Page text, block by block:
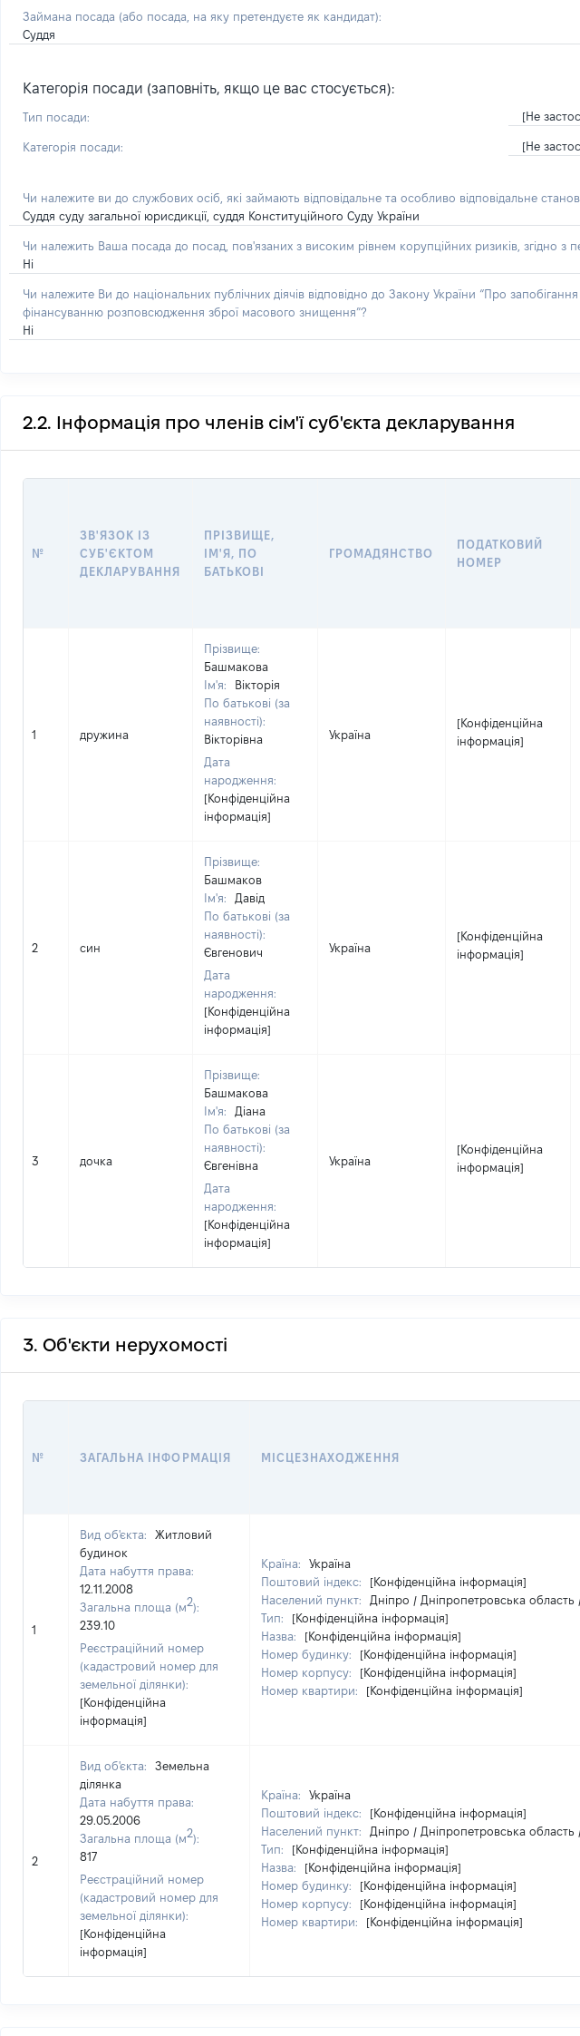
Займана посада (або посада, на яку претендуєте як кандидат):
Суддя
Категорія посади (заповніть, якщо це вас стосується):
Тип посади: [Не
Категорія посади: [Не
Чи належите ви до службових осіб, які займають відповідальне та особливо відповідальне
Суддя суду загальної юрисдикції, суддя Конституційного Суду України
Чи належить Ваша посада до посад, пов'язаних з високим рівнем корупційних ризиків, згідно з
Ні
Чи належите Ви до національних публічних діячів відповідно до Закону України “Про
фінансуванню розповсюдження зброї масового знищення”?
Ні
2.2. Інформація про членів сім'ї суб'єкта декларування
№
ЗВ'ЯЗОК ІЗ
СУБ'ЄКТОМ
ДЕКЛАРУВАННЯ
ПРІЗВИЩЕ,
ІМ'Я, ПО
БАТЬКОВІ
ГРОМАДЯНСТВО
ПОДАТКОВИЙ
НОМЕР
1 дружина
Прізвище:
Башмакова
Ім'я:
Вікторія
По батькові (за
наявності):
Вікторівна
Дата
народження:
[Конфіденційна
інформація]
Україна
[Конфіденційна
інформація]
2 син
Прізвище:
Башмаков
Ім'я:
Давід
По батькові (за
наявності):
Євгенович
Дата
народження:
[Конфіденційна
інформація]
Україна
[Конфіденційна
інформація]
3 дочка
Прізвище:
Башмакова
Ім'я:
Діана
По батькові (за
наявності):
Євгенівна
Дата
народження:
[Конфіденційна
інформація]
Україна
[Конфіденційна
інформація]
3. Об'єкти нерухомості
№ ЗАГАЛЬНА ІНФОРМАЦІЯ МІСЦЕЗНАХОДЖЕННЯ
1
Вид об'єкта:
Житловий
будинок
Дата набуття права:
12.11.2008
Загальна площа (м2):
239.10
Реєстраційний номер
(кадастровий номер для
земельної ділянки):
[Конфіденційна
інформація]
Країна:
Україна
Поштовий індекс:
[Конфіденційна інформація]
Населений пункт:
Дніпро / Дніпропетровська область
Тип:
[Конфіденційна інформація]
Назва:
[Конфіденційна інформація]
Номер будинку:
[Конфіденційна інформація]
Номер корпусу:
[Конфіденційна інформація]
Номер квартири:
[Конфіденційна інформація]
2
Вид об'єкта:
Земельна
ділянка
Дата набуття права:
29.05.2006
Загальна площа (м2):
817
Реєстраційний номер
(кадастровий номер для
земельної ділянки):
[Конфіденційна
інформація]
Країна:
Україна
Поштовий індекс:
[Конфіденційна інформація]
Населений пункт:
Дніпро / Дніпропетровська область
Тип:
[Конфіденційна інформація]
Назва:
[Конфіденційна інформація]
Номер будинку:
[Конфіденційна інформація]
Номер корпусу:
[Конфіденційна інформація]
Номер квартири:
[Конфіденційна інформація]